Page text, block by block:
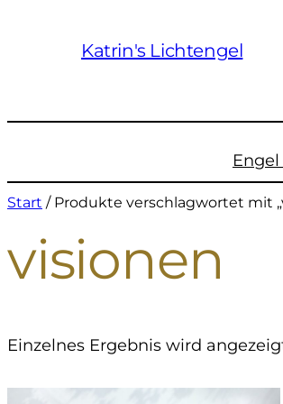
Katrin's Lichtengel
Start / Produkte verschlagwortet mit
visionen
Einzelnes Ergebnis wird